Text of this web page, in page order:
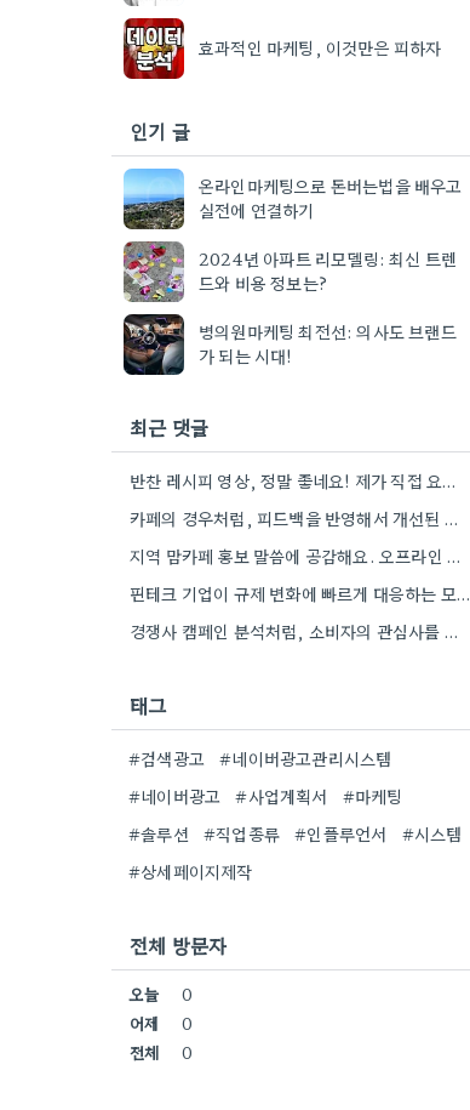
효과적인 마케팅, 이것만은 피하자
인기 글
온라인마케팅으로 돈버는법을 배우고
실전에 연결하기
2024년 아파트 리모델링: 최신 트렌
드와 비용 정보는?
병의원마케팅 최전선: 의사도 브랜드
가 되는 시대!
최근 댓글
반찬 레시피 영상, 정말 좋네요! 제가 직접 요리하는 영상도 찍어보고 싶은 마음이 생기네요.
카페의 경우처럼, 피드백을 반영해서 개선된 모습을 공유하는 게 정말 중요하네요. 특히 제가 자주 사용하는 앱의…
지역 맘카페 홍보 말씀에 공감해요. 오프라인 중심 사업이면 훨씬 현실적인 방법인 것 같아요.
핀테크 기업이 규제 변화에 빠르게 대응하는 모습이 인상적이네요. 실제 비즈니스에 적용하기 위한 구체적인 방법론을 제시하는…
경쟁사 캠페인 분석처럼, 소비자의 관심사를 파악하는 게 중요하네요. 친환경 트렌드를 놓치지 않아서 좋네요.
태그
#검색광고
#네이버광고관리시스템
#네이버광고
#사업계획서
#마케팅
#솔루션
#직업종류 #인플루언서
#시스템
#상세페이지제작
전체 방문자
오늘
0
어제
0
전체
0